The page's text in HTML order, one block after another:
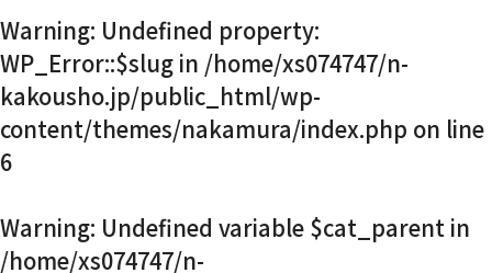
リフォームプラン
ご利用案内
スタッフ紹介
お知らせ・社内報
Warning: Undefined property:
WP_Error::$slug in /home/xs074747/n-
kakousho.jp/public_html/wp-
content/themes/nakamura/index.php on line
6
Warning: Undefined variable $cat_parent in
/home/xs074747/n-